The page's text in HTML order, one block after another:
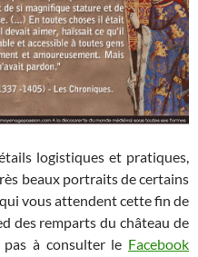
logistiques et pratiques,
beaux portraits de certains
vous attendent cette fin de
des remparts du château de
pas à consulter le Facebook